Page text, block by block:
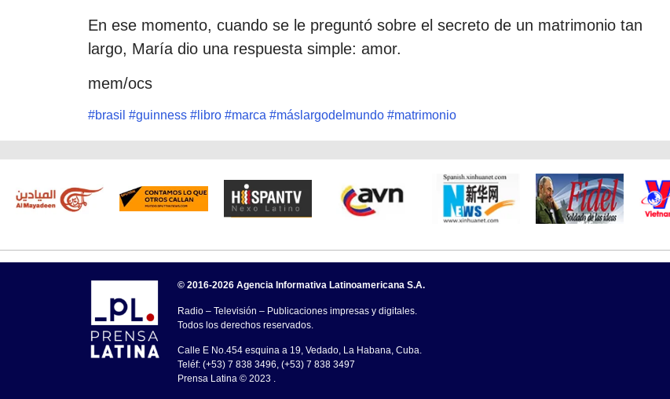
En ese momento, cuando se le preguntó sobre el secreto de un matrimonio tan
largo, María dio una respuesta simple: amor.
mem/ocs
#brasil #guinness # libro #marca #máslargodelmundo #matrimonio
© 2016-2026 Agencia Informativa Latinoamericana S.A.
Radio – Televisión – Publicaciones impresas y digitales.
Todos los derechos reservados.
Calle E No.454 esquina a 19, Vedado, La Habana, Cuba.
Teléf: (+53) 7 838 3496, (+53) 7 838 3497
Prensa Latina © 2023 .